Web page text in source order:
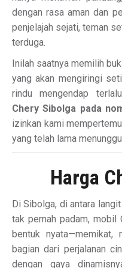
dengan rasa aman dan
penjelajah sejati, teman
terduga.
Inilah saatnya memilih
yang akan mengiringi
rindu mengendap
Chery Sibolga pada
izinkan kami
yang telah lama
Harga
Di Sibolga, di antara
tak pernah padam, mobil
bentuk nyata—memikat,
bagian dari perjalanan
dengan gaya